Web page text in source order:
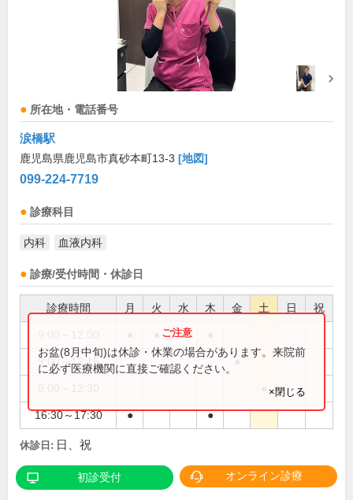
所在地・電話番号
涙橋駅
鹿児島県鹿児島市真砂本町13-3 [地図]
099-224-7719
診療科目
内科 血液内科
診療/受付時間・休診日
診療時間 月 火 水 木 金 土 日 祝
●
9:00～12:15 ●
16:30～17:30 ● ●
お盆(8月中旬)は休診・休業の場合があります。来院前
に必ず医療機関に直接ご確認ください。
×閉じる
休診日: 日、祝
初診受付 オンライン診療